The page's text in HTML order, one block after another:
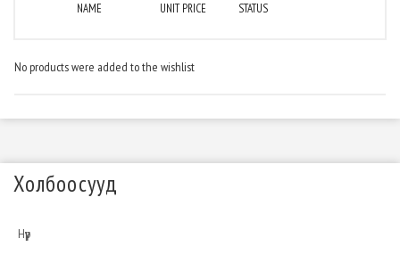
NAME
UNIT PRICE
STATUS
No products were added to the wishlist
Холбоосууд
Нүүр